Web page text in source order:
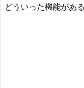
どういった機能があ